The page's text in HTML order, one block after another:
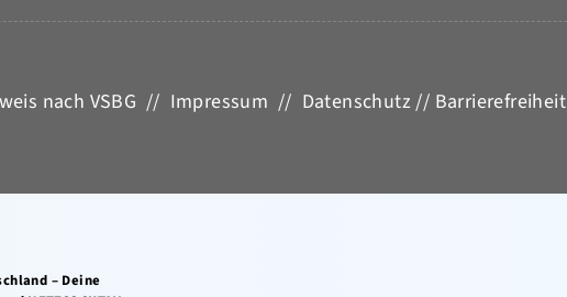
nach VSBG // Impressum // Datenschutz // Barrierefreiheit
– Deine